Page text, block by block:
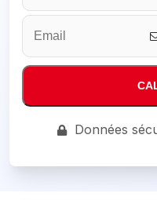
Website
Données